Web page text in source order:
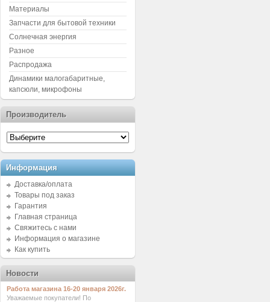
Материалы
Запчасти для бытовой техники
Солнечная энергия
Разное
Распродажа
Динамики малогабаритные,
капсюли, микрофоны
Производитель
Информация
Доставка/оплата
Товары под заказ
Гарантия
Главная страница
Свяжитесь с нами
Информация о магазине
Как купить
Новости
Работа магазина 16-20 января 2026г.
Уважаемые покупатели! По